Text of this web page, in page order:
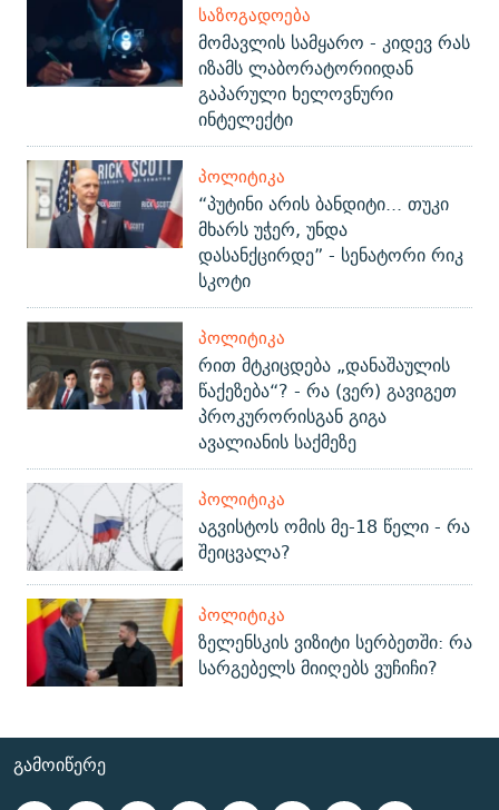
ᲡᲐᲖᲝᲒᲐᲓᲝᲔᲑᲐ
მომავლის სამყარო - კიდევ რას
იზამს ლაბორატორიიდან
გაპარული ხელოვნური
ინტელექტი
ᲞᲝᲚᲘᲢᲘᲙᲐ
“პუტინი არის ბანდიტი... თუკი
მხარს უჭერ, უნდა
დასანქცირდე” - სენატორი რიკ
სკოტი
ᲞᲝᲚᲘᲢᲘᲙᲐ
რით მტკიცდება „დანაშაულის
წაქეზება“? - რა (ვერ) გავიგეთ
პროკურორისგან გიგა
ავალიანის საქმეზე
ᲞᲝᲚᲘᲢᲘᲙᲐ
აგვისტოს ომის მე-18 წელი - რა
შეიცვალა?
ᲞᲝᲚᲘᲢᲘᲙᲐ
ზელენსკის ვიზიტი სერბეთში: რა
სარგებელს მიიღებს ვუჩიჩი?
ᲒᲐᲛᲝᲘᲬᲔᲠᲔ